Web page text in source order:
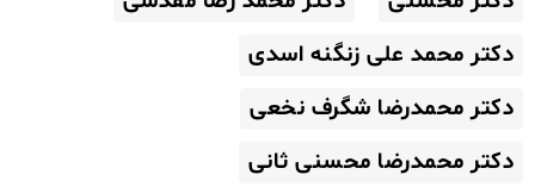
دکتر محمد علی زنگنه اسدی
دکتر محمدرضا شگرف نخعی
دکتر محمدرضا محسنی ثانی